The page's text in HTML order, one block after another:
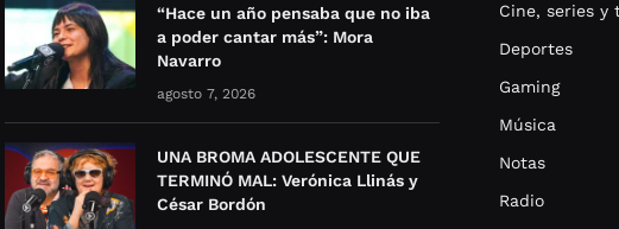
“Hace un año pensaba que no iba
a poder cantar más”: Mora
Navarro
agosto 7, 2026
UNA BROMA ADOLESCENTE QUE
TERMINÓ MAL: Verónica Llinás y
César Bordón
Cine, series y
Deportes
Gaming
Música
Notas
Radio